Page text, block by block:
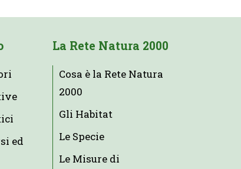
ed
La Rete Natura 2000
Cosa è la Rete Natura
2000
Gli Habitat
Le Specie
Le Misure di